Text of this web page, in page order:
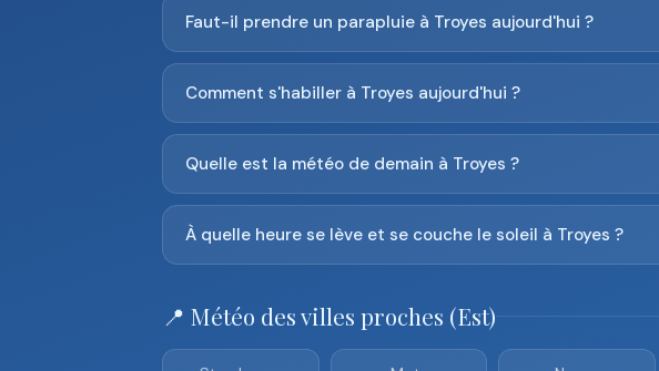
Faut-il prendre un parapluie à Troyes aujourd'hui ?
Comment s'habiller à Troyes aujourd'hui ?
Quelle est la météo de demain à Troyes ?
À quelle heure se lève et se couche le soleil à Troyes ?
📍 Météo des villes proches (Est)